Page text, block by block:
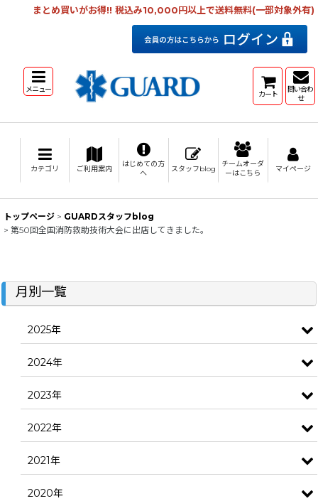
まとめ買いがお得!! 税込み10,000円以上で送料無料(一部対象外有)
メニュー カート
問い合わ
せ
カテゴリ ご利用案内
はじめての方
へ
スタッフblog
チームオーダ
ーはこちら
マイページ
トップページ > GUARDスタッフblog
> 第50回全国消防救助技術大会に出店してきました。
月別一覧
2025年
2024年
2023年
2022年
2021年
2020年